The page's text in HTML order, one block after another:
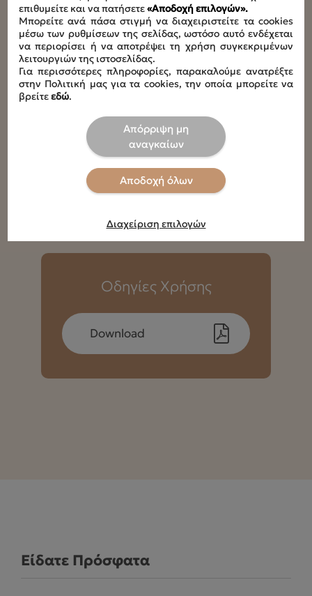
0-11kg
Διαστάσεις ανοιχτό
L77 x W69 x H101 cm
Διαστάσεις κλειστό
L72,5 x W22 x H108 cm
Διαστάσεις αποσπώμενης αλλαξιέρας
L77 x W45 x H10 cm
Συνολικό φορτίο
Οδηγίες Χρήσης
Download
Είδατε Πρόσφατα
επιθυμείτε και να πατήσετε«Αποδοχή επιλογών».
Μπορείτε ανά πάσα στιγμή να διαχειριστείτε τα cookies
μέσω των ρυθμίσεων της σελίδας, ωστόσο αυτό ενδέχεται
να περιορίσει ή να αποτρέψει τη χρήση συγκεκριμένων
λειτουργιών της ιστοσελίδας.
Για περισσότερες πληροφορίες, παρακαλούμε ανατρέξτε
στην Πολιτική μας για τα cookies, την οποία μπορείτε να
βρείτεεδώ.
Απόρριψη μη
αναγκαίων
Αποδοχή όλων
Διαχείριση επιλογών